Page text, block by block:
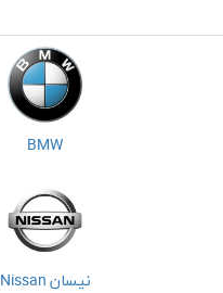
BMW
نیسان Nissan